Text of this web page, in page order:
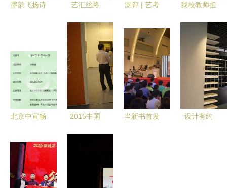
墨韵飞扬诗
品沙龙展在
北京星期八
文化中心盛
艺汇丝路
千年，文明
在对话中绽
放
测评 | 艺考
课培训机构
怎么选？我
们去看了这
几家
我校教师担
友好文艺晚
会导演 推
动文化艺术
交流的深度
实践
北京中宣畅
传播搭建艺
术交流的高
地
2015中国
当新书首发
设计有约